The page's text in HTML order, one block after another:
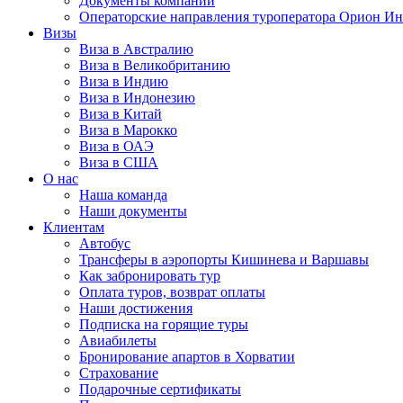
Операторские направления туроператора Орион
Визы
Виза в Австралию
Виза в Великобританию
Виза в Индию
Виза в Индонезию
Виза в Китай
Виза в Марокко
Виза в ОАЭ
Виза в США
О нас
Наша команда
Наши документы
Клиентам
Автобус
Трансферы в аэропорты Кишинева и Варшавы
Как забронировать тур
Оплата туров, возврат оплаты
Наши достижения
Подписка на горящие туры
Авиабилеты
Бронирование апартов в Хорватии
Страхование
Подарочные сертификаты